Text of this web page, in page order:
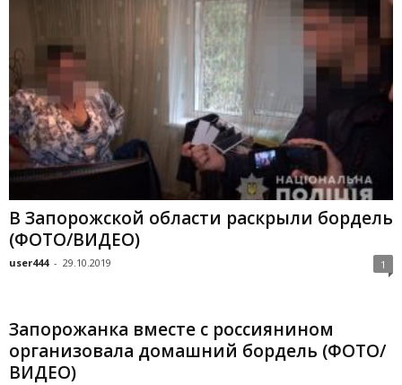
В Запорожской области раскрыли бордель
(ФОТО/ВИДЕО)
user444 - 29.10.2019 1
Запорожанка вместе с россиянином
организовала домашний бордель (ФОТО/
ВИДЕО)